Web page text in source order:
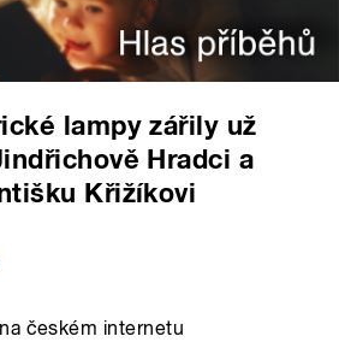
lampy zářily už
Hradci a
Křižíkovi
českém internetu